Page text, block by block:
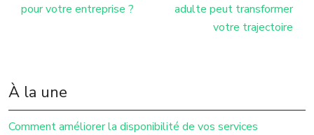
pour votre entreprise ?
adulte peut transformer
votre trajectoire
À la une
Comment améliorer la disponibilité de vos services